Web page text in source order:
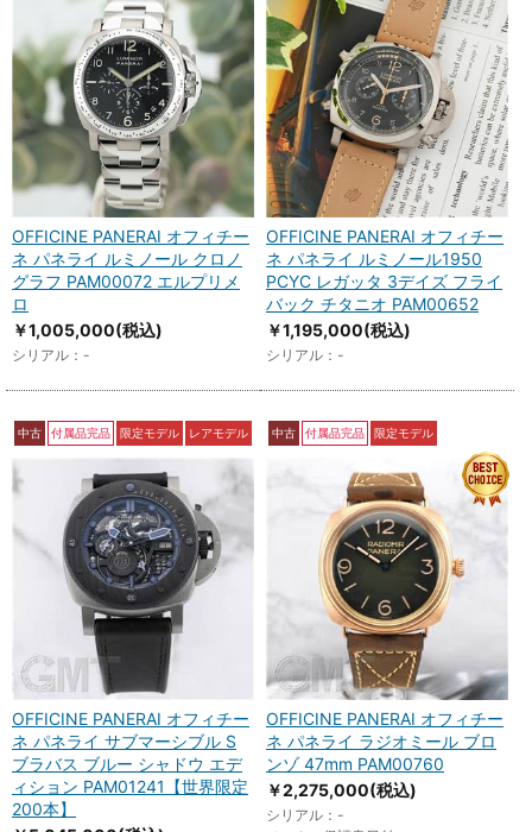
OFFICINE PANERAI オフィチー
ネ パネライ ルミノール クロノ
グラフ PAM00072 エルプリメ
ロ
￥1,005,000(税込)
シリアル：-
OFFICINE PANERAI オフィチー
ネ パネライ ルミノール1950
PCYC レガッタ 3デイズ フライ
バック チタニオ PAM00652
￥1,195,000(税込)
シリアル：-
中古 付属品完品 限定モデル レアモデル
OFFICINE PANERAI オフィチー
ネ パネライ サブマーシブル S
ブラバス ブルー シャドウ エデ
ィション PAM01241【世界限定
200本】
中古 付属品完品 限定モデル
OFFICINE PANERAI オフィチー
ネ パネライ ラジオミール ブロ
ンゾ 47mm PAM00760
￥2,275,000(税込)
シリアル：-